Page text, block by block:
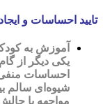
تایید احساسات و
آموزش به
یکی دیگر از
احساسات منفی
شیوه‌ای سالم
مواجهه با